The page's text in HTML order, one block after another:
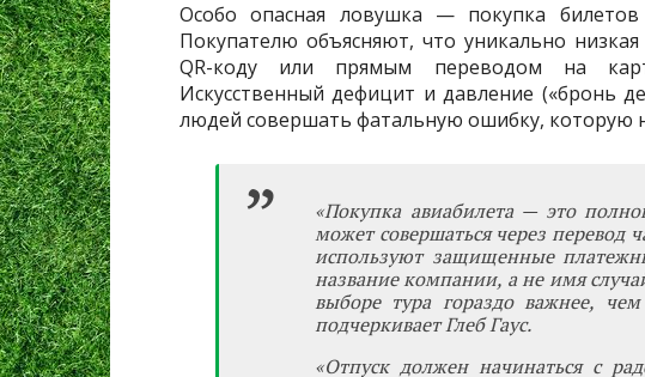
Особо опасная ловушка — покупка билетов
Покупателю объясняют, что уникально
QR-коду или прямым переводом на
Искусственный дефицит и давление («бронь
людей совершать фатальную ошибку, которую
«Покупка авиабилета — это
может совершаться через перевод
используют защищенные
название компании, а не имя
выборе тура гораздо важнее,
подчеркивает Глеб Гаус.
«Отпуск должен начинаться с